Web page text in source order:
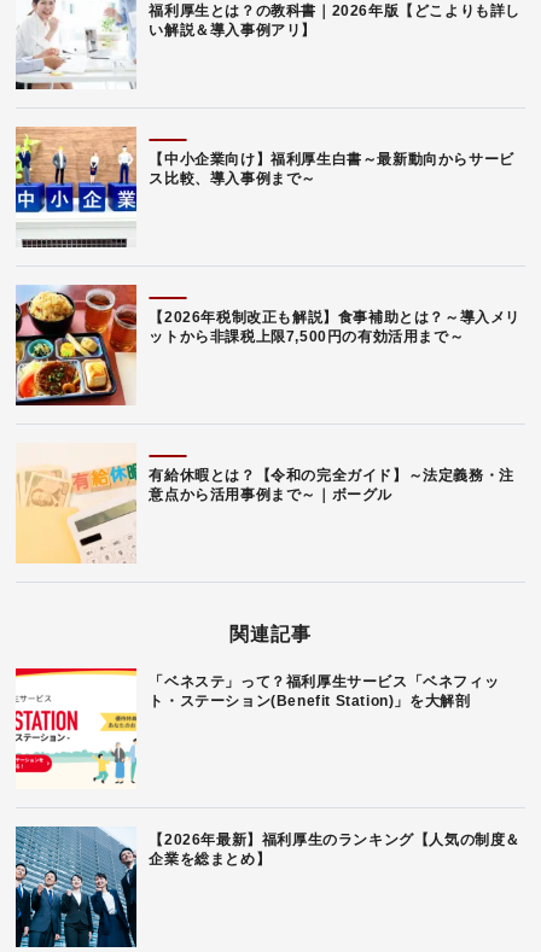
福利厚生とは？の教科書｜2026年版【どこよりも詳し
い解説＆導入事例アリ】
【中小企業向け】福利厚生白書～最新動向からサービ
ス比較、導入事例まで～
【2026年税制改正も解説】食事補助とは？～導入メリ
ットから非課税上限7,500円の有効活用まで～
有給休暇とは？【令和の完全ガイド】～法定義務・注
意点から活用事例まで～｜ボーグル
関連記事
「ベネステ」って？福利厚生サービス「ベネフィッ
ト・ステーション(Benefit Station)」を大解剖
【2026年最新】福利厚生のランキング【人気の制度＆
企業を総まとめ】